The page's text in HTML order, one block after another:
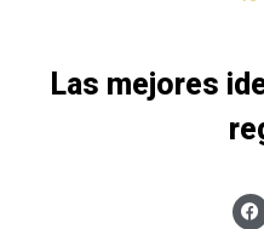
Las mejores